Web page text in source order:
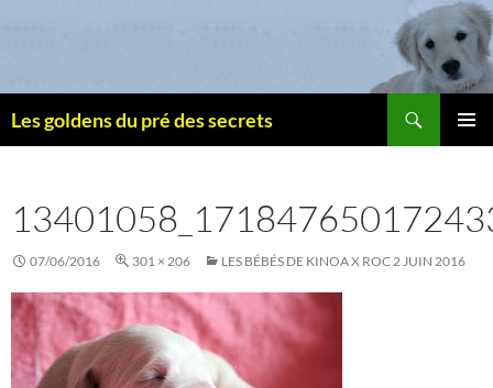
Les goldens du pré des secrets
07/06/2016 301 × 206 LES BÉBÉS DE KINOA X ROC 2 JUIN 2016